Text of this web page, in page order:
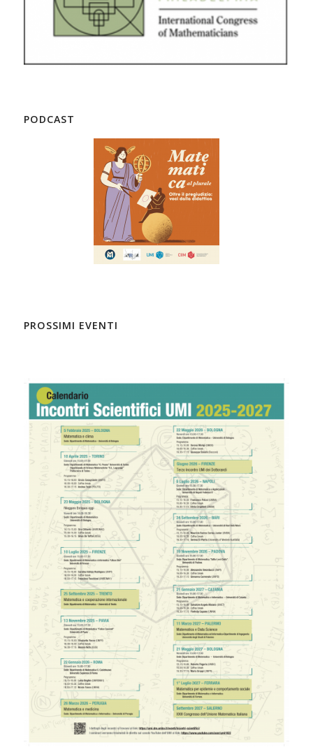
PODCAST
PROSSIMI EVENTI